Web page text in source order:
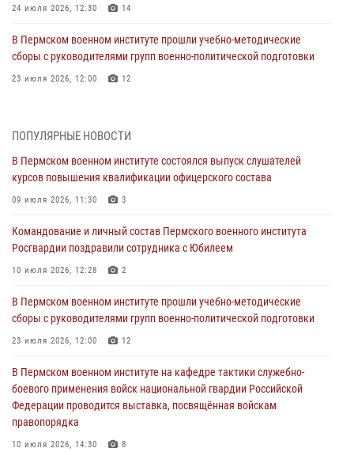
24 июля 2026, 12:30 14
В Пермском военном институте прошли учебно-методические
сборы с руководителями групп военно-политической подготовки
23 июля 2026, 12:00 12
Федерации проводится выставка, посвящённая войскам
правопорядка
10 июля 2026, 14:30 8
Росгвардии поздравили сотрудника с Юбилеем
10 июля 2026, 12:28 2
курсов повышения квалификации офицерского состава
09 июля 2026, 11:30 3
по набору абитуриентов из числа граждан, прошедших и не
проходивших военную службу
08 июля 2026, 09:36 2
Военнослужащие Пермского военного института приняли участие в
ПОПУЛЯРНЫЕ НОВОСТИ
В Пермском военном институте состоялся выпуск слушателей
курсов повышения квалификации офицерского состава
09 июля 2026, 11:30 3
Командование и личный состав Пермского военного института
Росгвардии поздравили сотрудника с Юбилеем
10 июля 2026, 12:28 2
В Пермском военном институте прошли учебно-методические
сборы с руководителями групп военно-политической подготовки
23 июля 2026, 12:00 12
В Пермском военном институте на кафедре тактики служебно-
боевого применения войск национальной гвардии Российской
Федерации проводится выставка, посвящённая войскам
правопорядка
10 июля 2026, 14:30 8